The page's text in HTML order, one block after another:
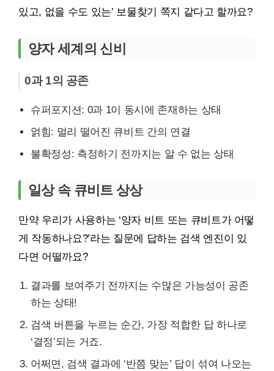
있고, 없을 수도 있는’ 보물찾기 쪽지 같다고 할까요?
양자 세계의 신비
0과 1의 공존
슈퍼포지션: 0과 1이 동시에 존재하는 상태
얽힘: 멀리 떨어진 큐비트 간의 연결
불확정성: 측정하기 전까지는 알 수 없는 상태
일상 속 큐비트 상상
만약 우리가 사용하는 ‘양자 비트 또는 큐비트가 어떻
게 작동하나요?’라는 질문에 답하는 검색 엔진이 있
다면 어떨까요?
결과를 보여주기 전까지는 수많은 가능성이 공존
하는 상태!
검색 버튼을 누르는 순간, 가장 적합한 답 하나로
‘결정’되는 거죠.
어쩌면, 검색 결과에 ‘반쯤 맞는’ 답이 섞여 나오는